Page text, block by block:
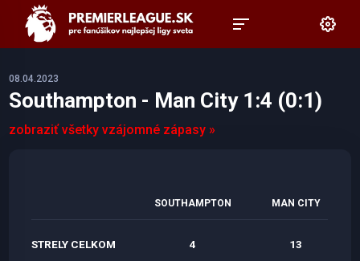
08.04.2023
Southampton - Man City 1:4 (0:1)
zobraziť všetky vzájomné zápasy »
SOUTHAMPTON MAN CITY
STRELY CELKOM 4 13